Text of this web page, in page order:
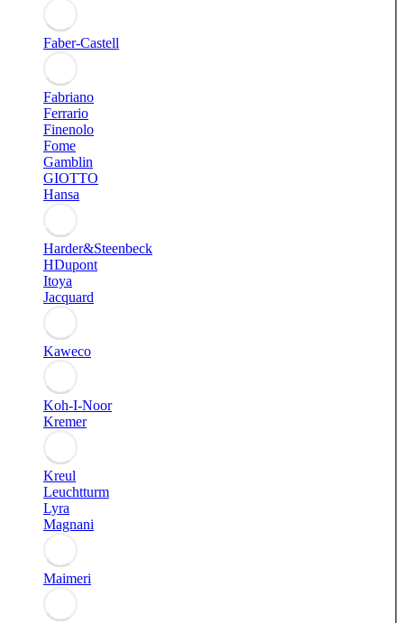
Faber-Castell
Fabriano
Ferrario
Finenolo
Fome
Gamblin
GIOTTO
Hansa
Harder&Steenbeck
HDupont
Itoya
Jacquard
Kaweco
Koh-I-Noor
Kremer
Kreul
Leuchtturm
Lyra
Magnani
Maimeri